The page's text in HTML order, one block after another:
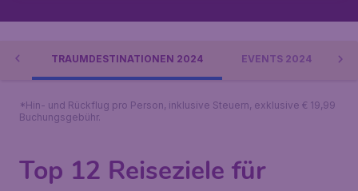
TRAUMDESTINATIONEN 2024 EVENTS 2024
*Hin- und Rückflug pro Person, inklusive Steuern, exklusive € 19,99
Buchungsgebühr.
Top 12 Reiseziele für